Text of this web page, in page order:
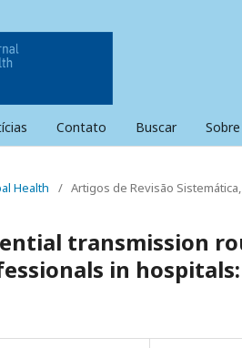
Contato Buscar Sobre
Health / Artigos de Revisão
transmission
in